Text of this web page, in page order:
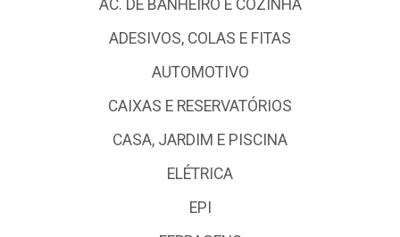
AC. DE BANHEIRO E COZINHA
ADESIVOS, COLAS E FITAS
AUTOMOTIVO
CAIXAS E RESERVATÓRIOS
CASA, JARDIM E PISCINA
ELÉTRICA
EPI